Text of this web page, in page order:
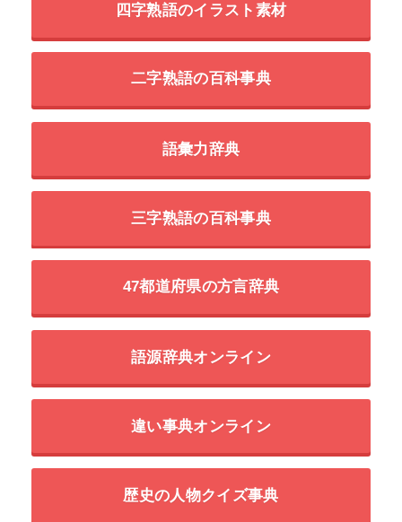
四字熟語のイラスト素材
二字熟語の百科事典
語彙力辞典
三字熟語の百科事典
47都道府県の方言辞典
語源辞典オンライン
違い事典オンライン
歴史の人物クイズ事典